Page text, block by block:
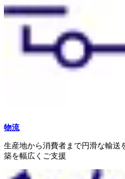
物流
生産地から消費者まで円滑な輸送
築を幅広くご支援